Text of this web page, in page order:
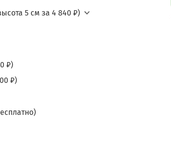
5 см за 4 840 ₽)
₽)
₽)